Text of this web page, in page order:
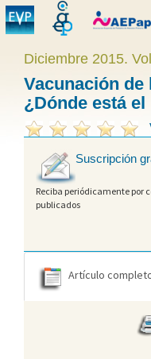
Diciembre 2015.
Vacunación
¿Dónde está
Suscripción
Reciba periódicamente por
publicados
Artículo